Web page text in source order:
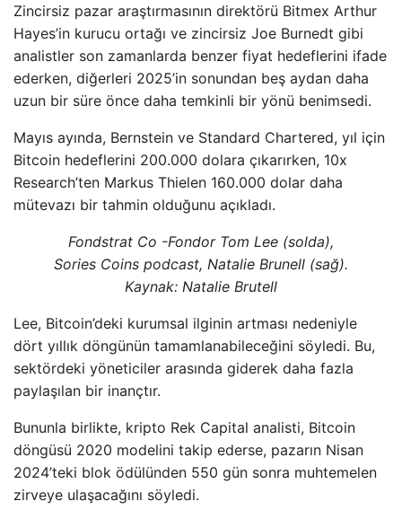
Zincirsiz pazar araştırmasının direktörü Bitmex Arthur
Hayes’in kurucu ortağı ve zincirsiz Joe Burnedt gibi
analistler son zamanlarda benzer fiyat hedeflerini ifade
ederken, diğerleri 2025’in sonundan beş aydan daha
uzun bir süre önce daha temkinli bir yönü benimsedi.
Mayıs ayında, Bernstein ve Standard Chartered, yıl için
Bitcoin hedeflerini 200.000 dolara çıkarırken, 10x
Research’ten Markus Thielen 160.000 dolar daha
mütevazı bir tahmin olduğunu açıkladı.
Fondstrat Co -Fondor Tom Lee (solda),
Sories Coins podcast, Natalie Brunell (sağ).
Kaynak: Natalie Brutell
Lee, Bitcoin’deki kurumsal ilginin artması nedeniyle
dört yıllık döngünün tamamlanabileceğini söyledi. Bu,
sektördeki yöneticiler arasında giderek daha fazla
paylaşılan bir inançtır.
Bununla birlikte, kripto Rek Capital analisti, Bitcoin
döngüsü 2020 modelini takip ederse, pazarın Nisan
2024’teki blok ödülünden 550 gün sonra muhtemelen
zirveye ulaşacağını söyledi.